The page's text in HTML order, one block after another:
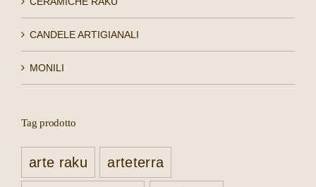
CANDELE ARTIGIANALI
MONILI
Tag prodotto
arte raku arteterra